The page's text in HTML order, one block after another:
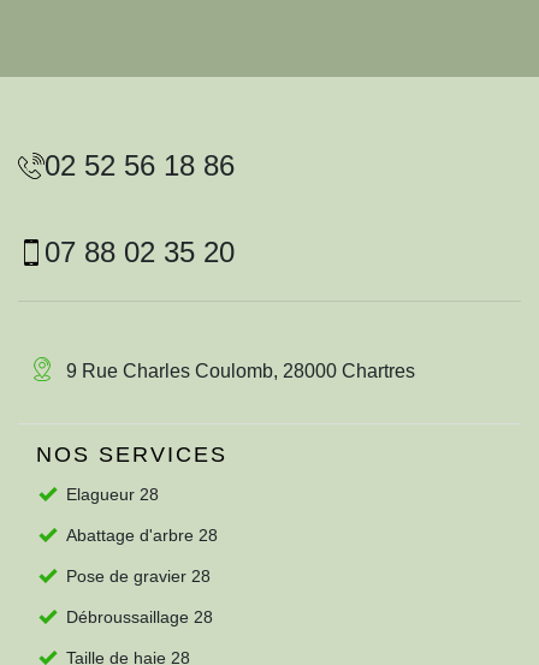
02 52 56 18 86
07 88 02 35 20
9 Rue Charles Coulomb, 28000 Chartres
NOS SERVICES
Elagueur 28
Abattage d'arbre 28
Pose de gravier 28
Débroussaillage 28
Taille de haie 28